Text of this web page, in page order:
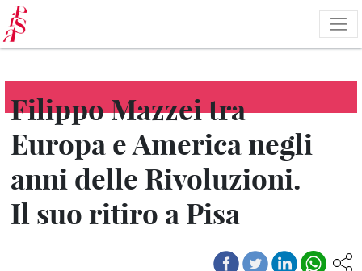
Skip
to
main
content
Filippo Mazzei tra
Europa e America negli
anni delle Rivoluzioni.
Il suo ritiro a Pisa